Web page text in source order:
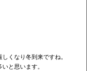
くなり冬到来ですね。
と思います。